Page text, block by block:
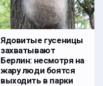
Ядовитые гусеницы
захватывают
Берлин: несмотря на
жару люди боятся
выходить в парки